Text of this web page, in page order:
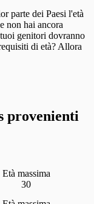
parte dei Paesi l'età
non hai ancora
genitori dovranno
di età? Allora
provenienti
30